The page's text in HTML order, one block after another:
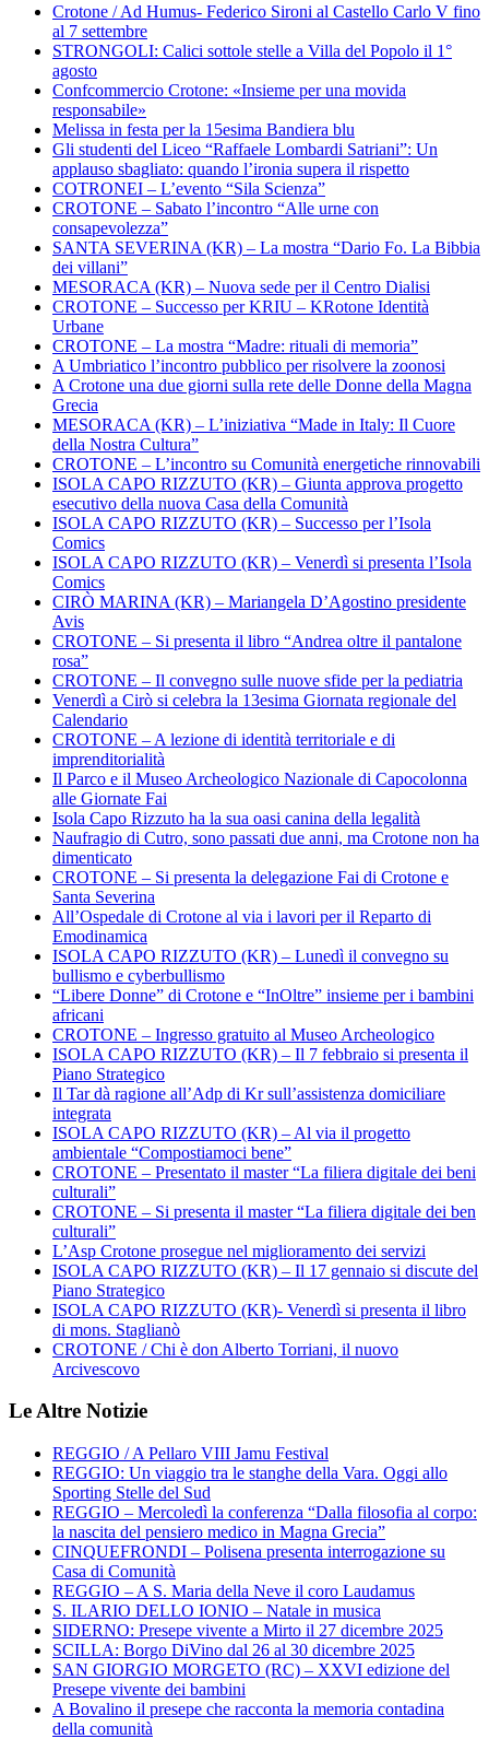
Crotone / Ad Humus- Federico Sironi al Castello Carlo V fino
al 7 settembre
STRONGOLI: Calici sottole stelle a Villa del Popolo il 1°
agosto
Confcommercio Crotone: «Insieme per una movida
responsabile»
Melissa in festa per la 15esima Bandiera blu
Gli studenti del Liceo “Raffaele Lombardi Satriani”: Un
applauso sbagliato: quando l’ironia supera il rispetto
COTRONEI – L’evento “Sila Scienza”
CROTONE – Sabato l’incontro “Alle urne con
consapevolezza”
SANTA SEVERINA (KR) – La mostra “Dario Fo. La Bibbia
dei villani”
MESORACA (KR) – Nuova sede per il Centro Dialisi
CROTONE – Successo per KRIU – KRotone Identità
Urbane
CROTONE – La mostra “Madre: rituali di memoria”
A Umbriatico l’incontro pubblico per risolvere la zoonosi
A Crotone una due giorni sulla rete delle Donne della Magna
Grecia
MESORACA (KR) – L’iniziativa “Made in Italy: Il Cuore
della Nostra Cultura”
CROTONE – L’incontro su Comunità energetiche rinnovabili
ISOLA CAPO RIZZUTO (KR) – Giunta approva progetto
esecutivo della nuova Casa della Comunità
ISOLA CAPO RIZZUTO (KR) – Successo per l’Isola
Comics
ISOLA CAPO RIZZUTO (KR) – Venerdì si presenta l’Isola
Comics
CIRÒ MARINA (KR) – Mariangela D’Agostino presidente
Avis
CROTONE – Si presenta il libro “Andrea oltre il pantalone
rosa”
CROTONE – Il convegno sulle nuove sfide per la pediatria
Venerdì a Cirò si celebra la 13esima Giornata regionale del
Calendario
CROTONE – A lezione di identità territoriale e di
imprenditorialità
Il Parco e il Museo Archeologico Nazionale di Capocolonna
alle Giornate Fai
Isola Capo Rizzuto ha la sua oasi canina della legalità
Naufragio di Cutro, sono passati due anni, ma Crotone non ha
dimenticato
CROTONE – Si presenta la delegazione Fai di Crotone e
Santa Severina
All’Ospedale di Crotone al via i lavori per il Reparto di
Emodinamica
ISOLA CAPO RIZZUTO (KR) – Lunedì il convegno su
bullismo e cyberbullismo
“Libere Donne” di Crotone e “InOltre” insieme per i bambini
africani
CROTONE – Ingresso gratuito al Museo Archeologico
ISOLA CAPO RIZZUTO (KR) – Il 7 febbraio si presenta il
Piano Strategico
Il Tar dà ragione all’Adp di Kr sull’assistenza domiciliare
integrata
ISOLA CAPO RIZZUTO (KR) – Al via il progetto
ambientale “Compostiamoci bene”
CROTONE – Presentato il master “La filiera digitale dei beni
culturali”
CROTONE – Si presenta il master “La filiera digitale dei ben
culturali”
L’Asp Crotone prosegue nel miglioramento dei servizi
ISOLA CAPO RIZZUTO (KR) – Il 17 gennaio si discute del
Piano Strategico
ISOLA CAPO RIZZUTO (KR)- Venerdì si presenta il libro
di mons. Staglianò
CROTONE / Chi è don Alberto Torriani, il nuovo
Arcivescovo
Le Altre Notizie
REGGIO / A Pellaro VIII Jamu Festival
REGGIO: Un viaggio tra le stanghe della Vara. Oggi allo
Sporting Stelle del Sud
REGGIO – Mercoledì la conferenza “Dalla filosofia al corpo:
la nascita del pensiero medico in Magna Grecia”
CINQUEFRONDI – Polisena presenta interrogazione su
Casa di Comunità
REGGIO – A S. Maria della Neve il coro Laudamus
S. ILARIO DELLO IONIO – Natale in musica
SIDERNO: Presepe vivente a Mirto il 27 dicembre 2025
SCILLA: Borgo DiVino dal 26 al 30 dicembre 2025
SAN GIORGIO MORGETO (RC) – XXVI edizione del
Presepe vivente dei bambini
A Bovalino il presepe che racconta la memoria contadina
della comunità